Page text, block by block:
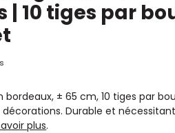
| 10 tiges par
bordeaux, ± 65 cm, 10 tiges par
Durable et
plus.